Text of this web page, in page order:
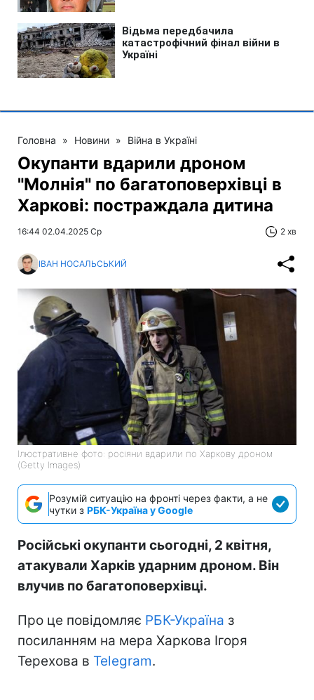
Головна » Новини » Війна в Україні
Окупанти вдарили дроном
"Молнія" по багатоповерхівці в
Харкові: постраждала дитина
16:44 02.04.2025 Ср 2 хв
ІВАН НОСАЛЬСЬКИЙ
Ілюстративне фото: росіяни вдарили по Харкову дроном
(Getty Images)
Розумій ситуацію на фронті через факти, а не
чутки з РБК-Україна у Google
Російські окупанти сьогодні, 2 квітня,
атакували Харків ударним дроном. Він
влучив по багатоповерхівці.
Про це повідомляє РБК-Україна з
посиланням на мера Харкова Ігоря
Терехова в Telegram.